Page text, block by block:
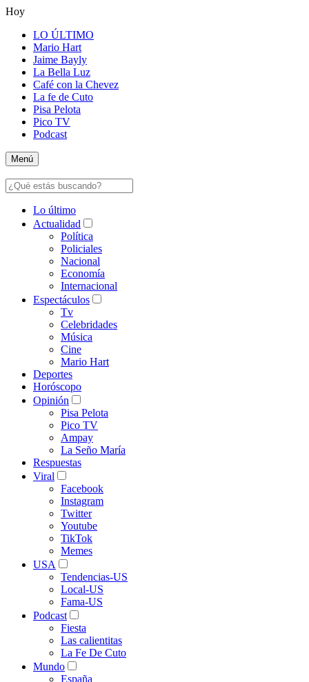
Hoy
LO ÚLTIMO
Mario Hart
Jaime Bayly
La Bella Luz
Café con la Chevez
La fe de Cuto
Pisa Pelota
Pico TV
Podcast
Menú
Lo último
Actualidad
Política
Policiales
Nacional
Economía
Internacional
Espectáculos
Tv
Celebridades
Música
Cine
Mario Hart
Deportes
Horóscopo
Opinión
Pisa Pelota
Pico TV
Ampay
La Seño María
Respuestas
Viral
Facebook
Instagram
Twitter
Youtube
TikTok
Memes
USA
Tendencias-US
Local-US
Fama-US
Podcast
Fiesta
Las calientitas
La Fe De Cuto
Mundo
España